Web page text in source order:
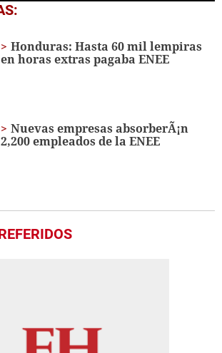
Honduras: Hasta 60 mil lempiras
en horas extras pagaba ENEE
Nuevas empresas absorberÃ¡n
2,200 empleados de la ENEE